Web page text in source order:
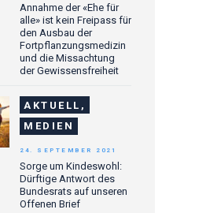
Annahme der «Ehe für
alle» ist kein Freipass für
den Ausbau der
Fortpflanzungsmedizin
und die Missachtung
der Gewissensfreiheit
AKTUELL,
MEDIEN
Sorge um Kindeswohl:
Dürftige Antwort des
Bundesrats auf unseren
Offenen Brief
24. SEPTEMBER 2021